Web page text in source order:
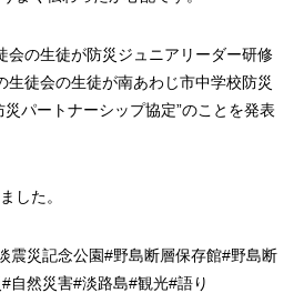
会の生徒が防災ジュニアリーダー研修
生徒会の生徒が南あわじ市中学校防災
パートナーシップ協定”のことを発表
した。
震災記念公園#野島断層保存館#野島断
#自然災害#淡路島#観光#語り